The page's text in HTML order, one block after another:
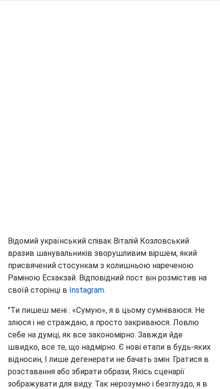
Відомий український співак Віталій Козловський
вразив шанувальників зворушливим віршем, який
присвячений стосункам з колишньою нареченою
Раміною Есхакзай. Відповідний пост він розмістив на
своїй сторінці в Instagram.
"Ти пишеш мені : «Сумую», я в цьому сумніваюся. Не
злюся і не страждаю, а просто закриваюся. Ловлю
себе на думці, як все закономірно. Завжди йде
швидко, все те, що надмірно. Є нові етапи в будь-яких
відносин, І лише дегенерати не бачать змін. Гратися в
розставання або збирати образи, Якісь сценарії
зображувати для виду. Так нерозумно і безглуздо, я в